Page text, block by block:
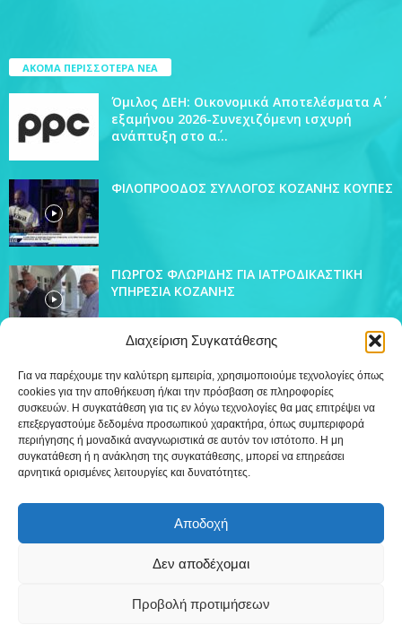
Διαχείριση Συγκατάθεσης
Για να παρέχουμε την καλύτερη εμπειρία, χρησιμοποιούμε τεχνολογίες όπως
cookies για την αποθήκευση ή/και την πρόσβαση σε πληροφορίες
συσκευών. Η συγκατάθεση για τις εν λόγω τεχνολογίες θα μας επιτρέψει να
επεξεργαστούμε δεδομένα προσωπικού χαρακτήρα, όπως συμπεριφορά
περιήγησης ή μοναδικά αναγνωριστικά σε αυτόν τον ιστότοπο. Η μη
συγκατάθεση ή η ανάκληση της συγκατάθεσης, μπορεί να επηρεάσει
αρνητικά ορισμένες λειτουργίες και δυνατότητες.
Αποδοχή
Δεν αποδέχομαι
Προβολή προτιμήσεων
ΑΚΟΜΑ ΠΕΡΙΣΣΟΤΕΡΑ ΝΕΑ
Όμιλος ΔΕΗ: Οικονομικά Αποτελέσματα Α΄
εξαμήνου 2026-Συνεχιζόμενη ισχυρή
ανάπτυξη στο α΄...
ΦΙΛΟΠΡΟΟΔΟΣ ΣΥΛΛΟΓΟΣ ΚΟΖΑΝΗΣ ΚΟΥΠΕΣ
ΓΙΩΡΓΟΣ ΦΛΩΡΙΔΗΣ ΓΙΑ ΙΑΤΡΟΔΙΚΑΣΤΙΚΗ
ΥΠΗΡΕΣΙΑ ΚΟΖΑΝΗΣ
ΔΗΜΟΦΙΛΗ ΚΑΤΗΓΟΡΙΑ
Ειδήσεις
Εκπομπές
Τοπικά
Συνεντεύξεις 12